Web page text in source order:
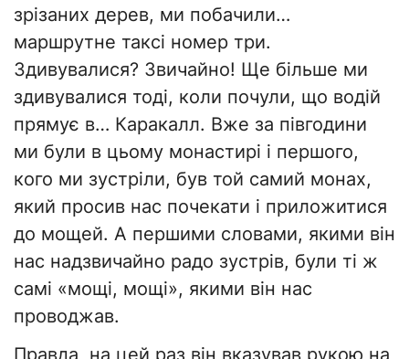
зрізаних дерев, ми побачили…
маршрутне таксі номер три.
Здивувалися? Звичайно! Ще більше ми
здивувалися тоді, коли почули, що водій
прямує в… Каракалл. Вже за півгодини
ми були в цьому монастирі і першого,
кого ми зустріли, був той самий монах,
який просив нас почекати і приложитися
до мощей. А першими словами, якими він
нас надзвичайно радо зустрів, були ті ж
самі «мощі, мощі», якими він нас
проводжав.